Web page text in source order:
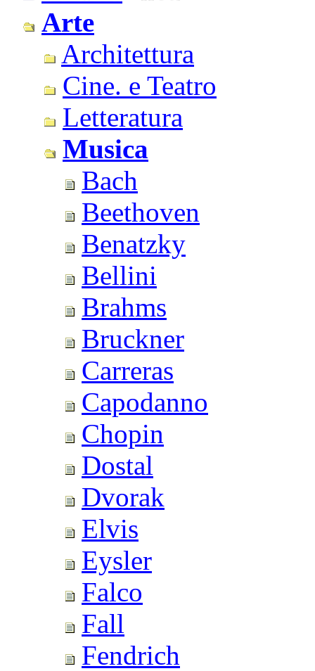
Arte
Architettura
Cine. e Teatro
Letteratura
Musica
Bach
Beethoven
Benatzky
Bellini
Brahms
Bruckner
Carreras
Capodanno
Chopin
Dostal
Dvorak
Elvis
Eysler
Falco
Fall
Fendrich